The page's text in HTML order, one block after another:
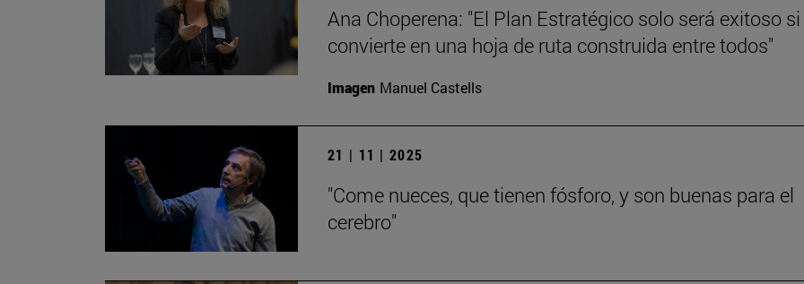
Ana Choperena: "El Plan Estratégico solo será exitoso
convierte en una hoja de ruta construida entre todos"
Imagen Manuel Castells
21 | 11 | 2025
"Come nueces, que tienen fósforo, y son buenas para el
cerebro"